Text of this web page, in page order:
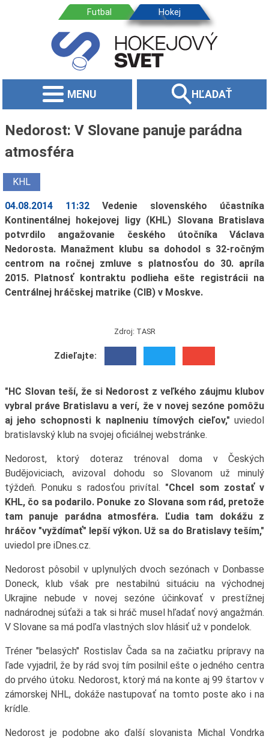
MENU HĽADAŤ
Nedorost: V Slovane panuje parádna
atmosféra
KHL
04.08.2014 11:32
Vedenie slovenského účastníka
Kontinentálnej hokejovej ligy (KHL) Slovana Bratislava
potvrdilo angažovanie českého útočníka Václava
Nedorosta. Manažment klubu sa dohodol s 32-ročným
centrom na ročnej zmluve s platnosťou do 30. apríla
2015. Platnosť kontraktu podlieha ešte registrácii na
Centrálnej hráčskej matrike (CIB) v Moskve.
Zdroj: TASR
Zdieľajte:
"HC Slovan teší, že si Nedorost z veľkého záujmu klubov
vybral práve Bratislavu a verí, že v novej sezóne pomôžu
aj jeho schopnosti k naplneniu tímových cieľov," uviedol
bratislavský klub na svojej oficiálnej webstránke.
Nedorost, ktorý doteraz trénoval doma v Českých
Budějoviciach, avizoval dohodu so Slovanom už minulý
týždeň. Ponuku s radosťou privítal. "Chcel som zostať v
KHL, čo sa podarilo. Ponuke zo Slovana som rád, pretože
tam panuje parádna atmosféra. Ľudia tam dokážu z
hráčov "vyždímať" lepší výkon. Už sa do Bratislavy teším,"
uviedol pre iDnes.cz.
Nedorost pôsobil v uplynulých dvoch sezónach v Donbasse
Doneck, klub však pre nestabilnú situáciu na východnej
Ukrajine nebude v novej sezóne účinkovať v prestížnej
nadnárodnej súťaži a tak si hráč musel hľadať nový angažmán.
V Slovane sa má podľa vlastných slov hlásiť už v pondelok.
Tréner "belasých" Rostislav Čada sa na začiatku prípravy na
ľade vyjadril, že by rád svoj tím posilnil ešte o jedného centra
do prvého útoku. Nedorost, ktorý má na konte aj 99 štartov v
zámorskej NHL, dokáže nastupovať na tomto poste ako i na
krídle.
Nedorost je podobne ako ďalší slovanista Michal Vondrka